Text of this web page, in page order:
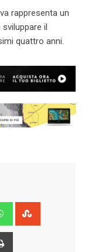
rappresenta un
il
quattro anni.
Whatsapp